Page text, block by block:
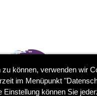
können, verwenden wir
im Menüpunkt
können Sie